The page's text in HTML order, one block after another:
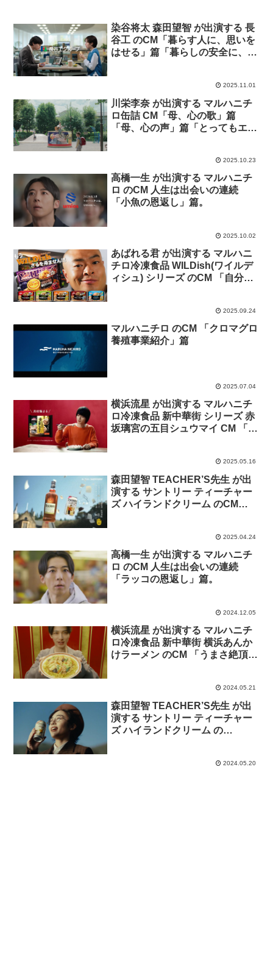
染谷将太 森田望智 が出演する 長
谷工 のCM「暮らす人に、思いを
はせる」篇「暮らしの安全に、思
2025.11.01
川栄李奈 が出演する マルハニチ
ロ缶詰 CM「母、心の歌」篇
「母、心の声」篇「とってもエ
2025.10.23
高橋一生 が出演する マルハニチ
ロ のCM 人生は出会いの連続
「小魚の恩返し」篇。
2025.10.02
あばれる君 が出演する マルハニ
チロ冷凍食品 WILDish(ワイルデ
ィシュ) シリーズ のCM 「自分は
2025.09.24
マルハニチロ のCM 「クロマグロ
養殖事業紹介」篇
2025.07.04
横浜流星 が出演する マルハニチ
ロ冷凍食品 新中華街 シリーズ 赤
坂璃宮の五目シュウマイ CM 「あ
2025.05.16
森田望智 TEACHER’S先生 が出
演する サントリー ティーチャー
ズ ハイランドクリーム のCM
ョン。曲 Doris Day 「Teacher’s
Pet​」
2025.04.24
高橋一生 が出演する マルハニチ
ロ のCM 人生は出会いの連続
「ラッコの恩返し」篇。
2024.12.05
横浜流星 が出演する マルハニチ
ロ冷凍食品 新中華街 横浜あんか
けラーメン のCM 「うまさ絶頂売
2024.05.21
森田望智 TEACHER’S先生 が出
演する サントリー ティーチャー
ズ ハイランドクリーム の
2024.05.20